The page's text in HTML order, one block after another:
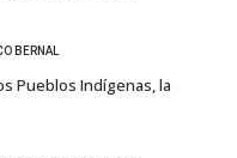
BERNAL
Pueblos Indígenas, la